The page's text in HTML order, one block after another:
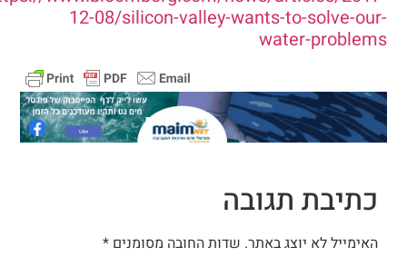
12-08/silicon-valley-wants-to-solve-our-
water-problems
כתיבת תגובה
האימייל לא יוצג באתר.שדות החובה מסומנים*